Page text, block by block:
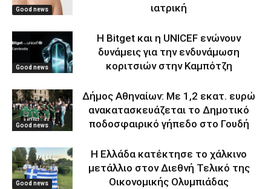
Good news
ιατρική
Good news
Η Bitget και η UNICEF ενώνουν
δυνάμεις για την ενδυνάμωση
κοριτσιών στην Καμπότζη
Good news
Δήμος Αθηναίων: Με 1,2 εκατ. ευρώ
ανακατασκευάζεται το Δημοτικό
ποδοσφαιρικό γήπεδο στο Γουδή
Good news
Η Ελλάδα κατέκτησε το χάλκινο
μετάλλιο στον Διεθνή Τελικό της
Οικονομικής Ολυμπιάδας